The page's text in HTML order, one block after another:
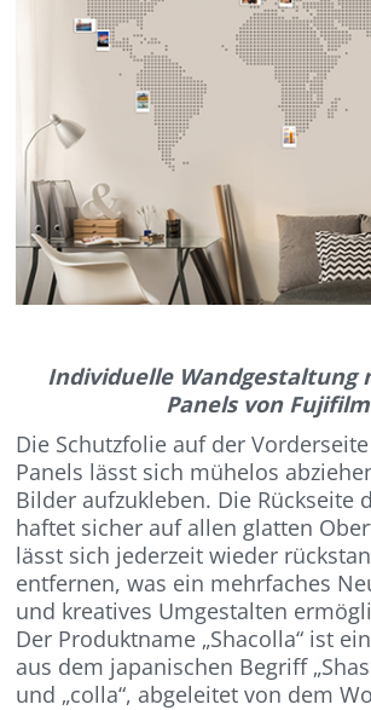
Individuelle Wandgestaltung
Panels von
Die Schutzfolie auf der
Panels lässt sich mühelos
Bilder aufzukleben. Die Rückseite
haftet sicher auf allen glatten
lässt sich jederzeit wieder
entfernen, was ein mehrfaches
und kreatives Umgestalten
Der Produktname „Shacolla“ ist
aus dem japanischen Begriff
und „colla“, abgeleitet von dem